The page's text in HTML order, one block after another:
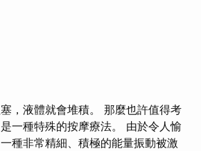
，液體就會堆積。 那麼也許值得考
一種特殊的按摩療法。 由於令人愉
種非常精細、積極的能量振動被激